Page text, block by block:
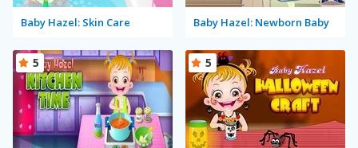
Baby Hazel: Skin Care Baby Hazel: Newborn Baby
5 5